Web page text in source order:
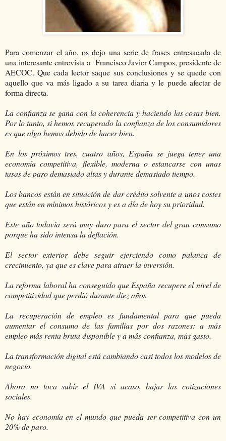
Para comenzar el año, os dejo una serie de frases entresacada de
una interesante entrevista a Francisco Javier Campos, presidente de
AECOC. Que cada lector saque sus conclusiones y se quede con
aquello que va más ligado a su tarea diaria y le puede afectar de
forma directa.
La confianza se gana con la coherencia y haciendo las cosas bien.
Por lo tanto, si hemos recuperado la confianza de los consumidores
es que algo hemos debido de hacer bien.
En los próximos tres, cuatro años, España se juega tener una
economía competitiva, flexible, moderna o estancarse con unas
tasas de paro demasiado altas y durante demasiado tiempo.
Los bancos están en situación de dar crédito solvente a unos costes
que están en mínimos históricos y es a día de hoy su prioridad.
Este año todavía será muy duro para el sector del gran consumo
porque ha sido intensa la deflación.
El sector exterior debe seguir ejerciendo como palanca de
crecimiento, ya que es clave para atraer la inversión.
La reforma laboral ha conseguido que España recupere el nivel de
competitividad que perdió durante diez años.
La recuperación de empleo es fundamental para que pueda
aumentar el consumo de las familias por dos razones: a más
empleo más renta bruta disponible y a más confianza, más gasto.
La transformación digital está cambiando casi todos los modelos de
negocio.
Ahora no toca subir el IVA si acaso, bajar las cotizaciones
sociales.
No hay economía en el mundo que pueda ser competitiva con un
20% de paro.